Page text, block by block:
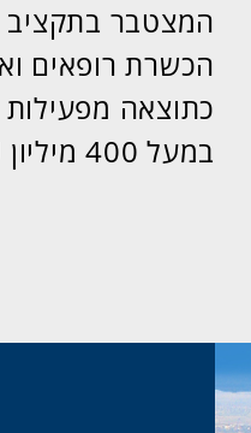
המצטבר בתקציב
הכשרת רופאים
כתוצאה
במעל 400 מיליון ₪!"